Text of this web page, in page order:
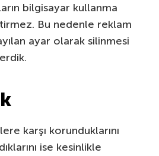
bilgisayar kullanma
Bu nedenle reklam
ayar olarak silinmesi
karşı korunduklarını
ise kesinlikle